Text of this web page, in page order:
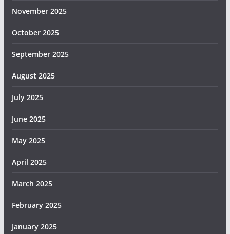
November 2025
October 2025
September 2025
August 2025
July 2025
June 2025
May 2025
April 2025
March 2025
February 2025
January 2025